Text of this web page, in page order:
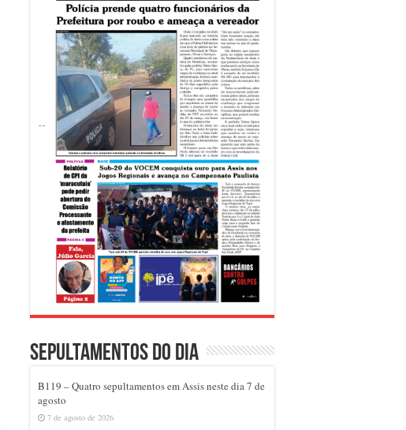
Sepultamentos do dia
B119 – Quatro sepultamentos em Assis neste dia 7 de
agosto
7 de agosto de 2026